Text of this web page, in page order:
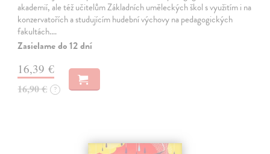
akademií, ale též učitelům Základních uměleckých škol s využitím i na
konzervatořích a studujícím hudební výchovy na pedagogických
fakultách.…
Zasielame do 12 dní
16,39 €
16,90 € ?